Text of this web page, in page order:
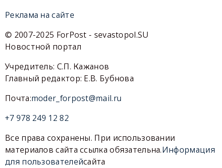
Реклама на сайте
© 2007-2025 ForPost - sevastopol.SU
Новостной портал
Учредитель: С.П. Кажанов
Главный редактор: Е.В. Бубнова
Почта:moder_forpost@mail.ru
+7 978 249 12 82
Все права сохранены. При использовании
материалов сайта ссылка обязательна.Информация
для пользователейсайта